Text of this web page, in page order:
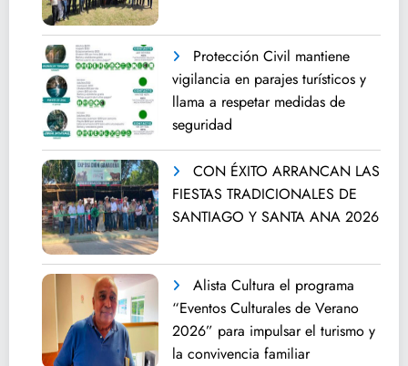
Protección Civil mantiene
vigilancia en parajes turísticos y
llama a respetar medidas de
seguridad
CON ÉXITO ARRANCAN LAS
FIESTAS TRADICIONALES DE
SANTIAGO Y SANTA ANA 2026
Alista Cultura el programa
“Eventos Culturales de Verano
2026” para impulsar el turismo y
la convivencia familiar